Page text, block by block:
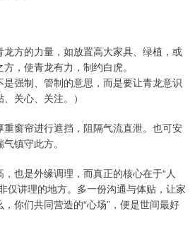
方的力量，如放置高大家具、绿植，或
，使青龙有力，制约白虎。
是强制、管制的意思，而是要让青龙意识
关心、关注。）
窗帘进行遮挡，阻隔气流直泄。也可安
镇守此方。
也是外缘调理，而真正的核心在于“人
仅讲理的地方。多一份沟通与体贴，让家
你们共同营造的“心场”，便是世间最好